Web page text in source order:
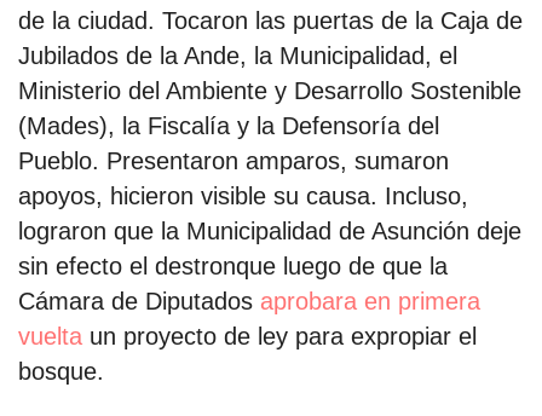
de la ciudad. Tocaron las puertas de la Caja de
Jubilados de la Ande, la Municipalidad, el
Ministerio del Ambiente y Desarrollo Sostenible
(Mades), la Fiscalía y la Defensoría del
Pueblo. Presentaron amparos, sumaron
apoyos, hicieron visible su causa. Incluso,
lograron que la Municipalidad de Asunción deje
sin efecto el destronque luego de que la
Cámara de Diputados aprobara en primera
vuelta un proyecto de ley para expropiar el
bosque.